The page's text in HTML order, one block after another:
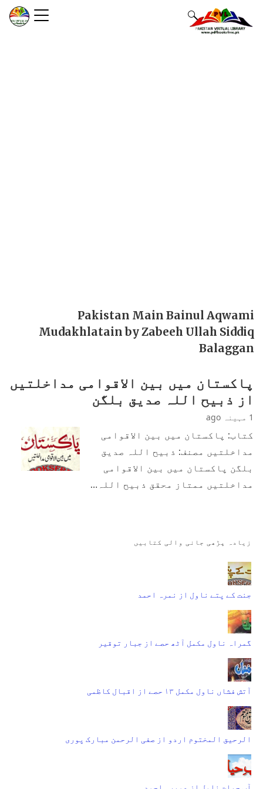
Pakistan Main Bainul Aqwami
Mudakhlatain by Zabeeh Ullah Siddiq
Balaggan
پاکستان میں بین الاقوامی مداخلتیں
از ذبیح اللہ صدیق بلگن
1 مہینہ ago
کتاب: پاکستان میں بین الاقوامی
مداخلتیں مصنف: ذبیح اللہ صدیق
بلگن پاکستان میں بین الاقوامی
مداخلتیں ممتاز محقق ذبیح اللہ…
زیادہ پڑھی جانی والی کتابیں
جنت کے پتے ناول از نمرہ احمد
گمراہ ناول مکمل آٹھ حصے از جبار توقیر
آتش فشاں ناول مکمل ۱۳ حصے از اقبال کاظمی
الرحیق المختوم اردو از صفی الرحمن مبارک پوری